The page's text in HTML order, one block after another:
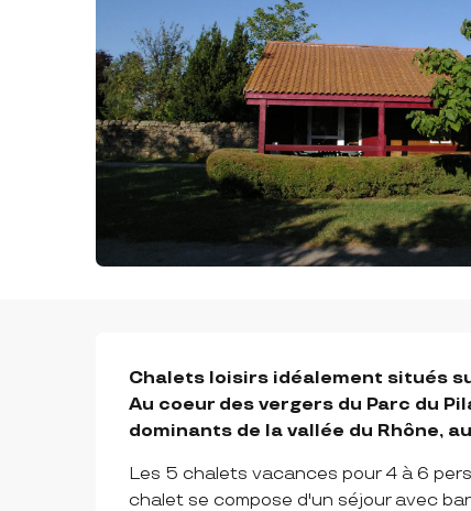
DESCRIPTION
Chalets loisirs idéalement situés
Au coeur des vergers du Parc du
dominants de la vallée du Rhône,
Les 5 chalets vacances pour 4 à 6
chalet se compose d'un séjour avec